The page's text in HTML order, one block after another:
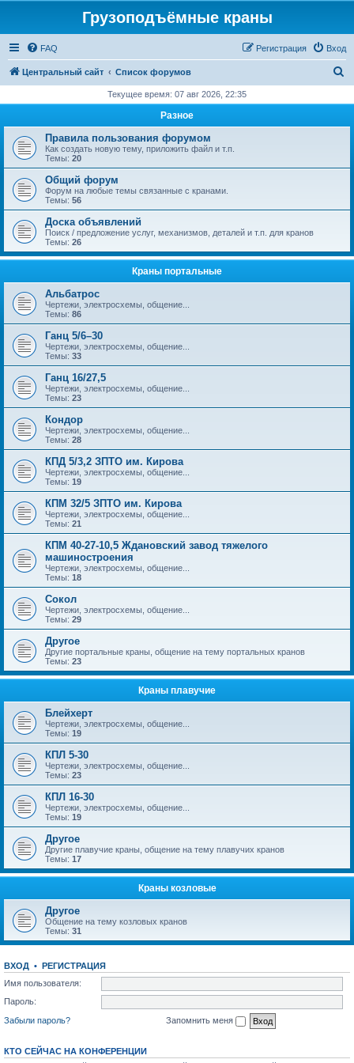
Грузоподъёмные краны
FAQ Вход
Регистрация
Центральный сайт Список форумов
с
Текущее время: 07 авг 2026, 22:35
Разное
Правила пользования форумом
Как создать новую тему, приложить файл и т.п.
Темы: 20
Общий форум
Форум на любые темы связанные с кранами.
Темы: 56
Доска объявлений
Поиск / предложение услуг, механизмов, деталей и т.п. для кранов
Темы: 26
Краны портальные
Альбатрос
Чертежи, электросхемы, общение...
Темы: 86
Ганц 5/6–30
Чертежи, электросхемы, общение...
Темы: 33
Ганц 16/27,5
Чертежи, электросхемы, общение...
Темы: 23
Кондор
Чертежи, электросхемы, общение...
Темы: 28
КПД 5/3,2 ЗПТО им. Кирова
Чертежи, электросхемы, общение...
Темы: 19
КПМ 32/5 ЗПТО им. Кирова
Чертежи, электросхемы, общение...
Темы: 21
КПМ 40-27-10,5 Ждановский завод тяжелого
машиностроения
Чертежи, электросхемы, общение...
Темы: 18
Сокол
Чертежи, электросхемы, общение...
Темы: 29
Другое
Другие портальные краны, общение на тему портальных кранов
Темы: 23
Краны плавучие
Блейхерт
Чертежи, электросхемы, общение...
Темы: 19
КПЛ 5-30
Чертежи, электросхемы, общение...
Темы: 23
КПЛ 16-30
Чертежи, электросхемы, общение...
Темы: 19
Другое
Другие плавучие краны, общение на тему плавучих кранов
Темы: 17
Краны козловые
Другое
Общение на тему козловых кранов
Темы: 31
ВХОД • РЕГИСТРАЦИЯ
Имя пользователя:
Пароль:
Забыли пароль?
Запомнить меня
КТО СЕЙЧАС НА КОНФЕРЕНЦИИ